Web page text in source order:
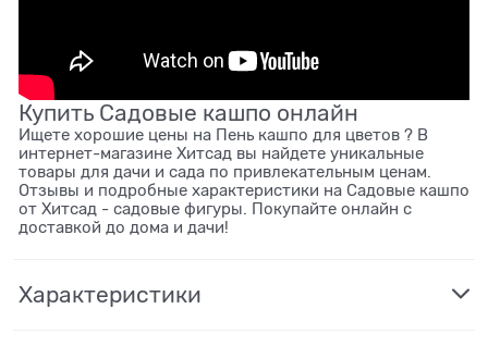
Купить Садовые кашпо онлайн
Ищете хорошие цены на Пень кашпо для цветов ? В
интернет-магазине Хитсад вы найдете уникальные
товары для дачи и сада по привлекательным ценам.
Отзывы и подробные характеристики на Садовые кашпо
от Хитсад - садовые фигуры. Покупайте онлайн с
доставкой до дома и дачи!
Характеристики